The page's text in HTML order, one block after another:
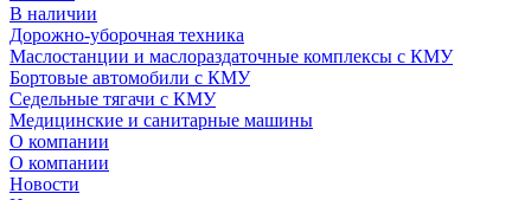
В наличии
Дорожно-уборочная техника
Маслостанции и маслораздаточные комплексы с КМУ
Бортовые автомобили с КМУ
Седельные тягачи с КМУ
Медицинские и санитарные машины
О компании
О компании
Новости